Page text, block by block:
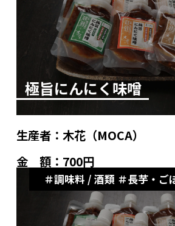
極旨にんにく味噌
生産者： 木花（MOCA）
金 額： 700円
調味料 / 酒類 長芋・ご